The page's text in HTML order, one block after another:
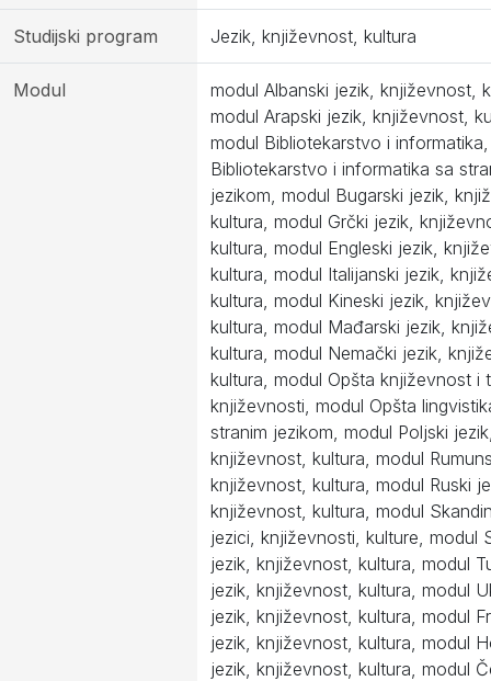
Studijski program Jezik, književnost, kultura
Modul
modul Albanski jezik, književnost,
modul Arapski jezik, književnost,
modul Bibliotekarstvo i
Bibliotekarstvo i informatika sa
jezikom, modul Bugarski jezik,
kultura, modul Grčki jezik,
kultura, modul Engleski jezik,
kultura, modul Italijanski jezik,
kultura, modul Kineski jezik,
kultura, modul Mađarski jezik,
kultura, modul Nemački jezik,
kultura, modul Opšta književnost i
književnosti, modul Opšta
stranim jezikom, modul Poljski
književnost, kultura, modul
književnost, kultura, modul Ruski
književnost, kultura, modul
jezici, književnosti, kulture, modul
jezik, književnost, kultura, modul
jezik, književnost, kultura, modul
jezik, književnost, kultura, modul
jezik, književnost, kultura, modul
jezik, književnost, kultura, modul